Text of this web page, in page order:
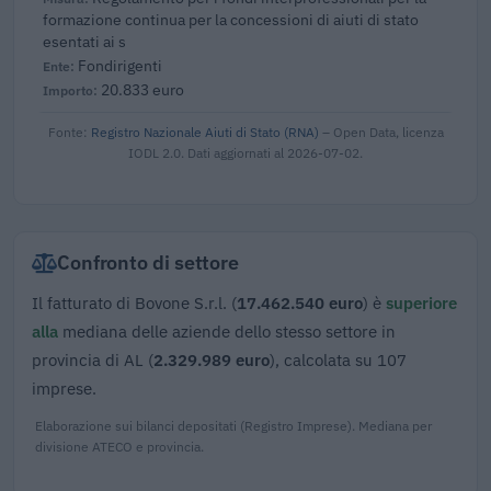
formazione continua per la concessioni di aiuti di stato
esentati ai s
Fondirigenti
20.833 euro
Fonte: Registro Nazionale Aiuti di Stato (RNA) – Open Data, licenza
IODL 2.0. Dati aggiornati al 2026-07-02.
Confronto di settore
Il fatturato di Bovone S.r.l. (17.462.540 euro) è superiore
alla mediana delle aziende dello stesso settore in
provincia di AL (2.329.989 euro), calcolata su 107
imprese.
Elaborazione sui bilanci depositati (Registro Imprese). Mediana per
divisione ATECO e provincia.